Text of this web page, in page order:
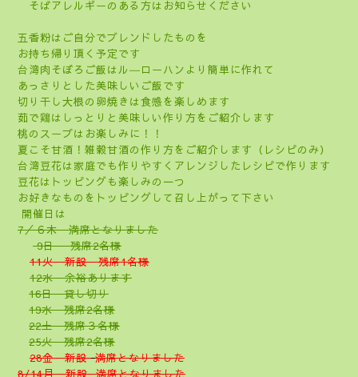
そばアレルギーのある方はお知らせください
五香粉はご自分でブレンドしたものを
お持ち帰り頂く予定です
台湾肉そぼろご飯はル―ローハンより簡単に作れて
あっさりとした美味しいご飯です
切り干し大根の卵焼きは食感を楽しめます
茹で鶏はしっとりと美味しい作り方をご紹介します
桃のスープはお楽しみに！！
夏こそ甘酒！雑穀甘酒の作り方をご紹介します（レシピのみ）
台湾豆花は家庭でも作りやすくアレンジしたレシピで作ります
豆花はトッピングも楽しみの一つ
お好きなものをトッピングして召し上がって下さい
開催日は
7／６木 満席となりました
9日 残席2名様
11火 新設 残席1名様
12水 余裕あります
16日 貸し切り
19水 残席2名様
22土 残席３名様
25火 残席2名様
28金 新設 満席となりました
8/14月 新設 満席となりました